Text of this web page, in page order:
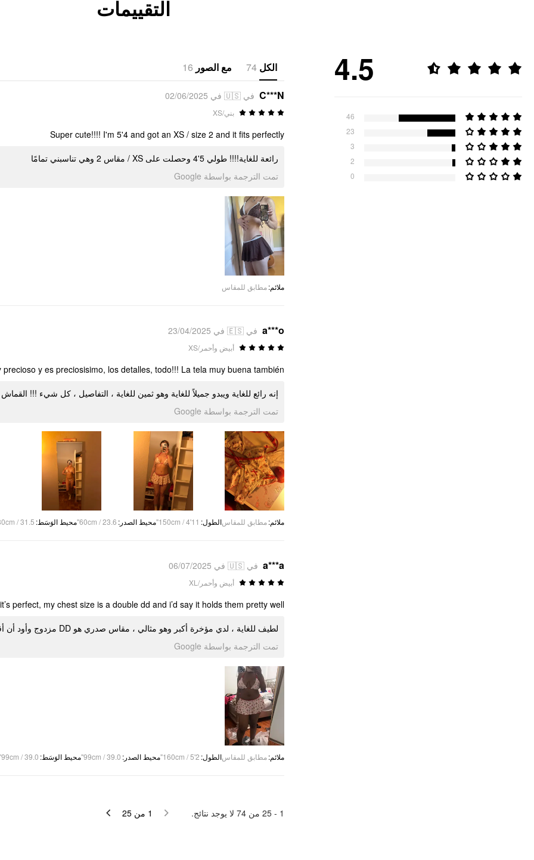
التقييمات
4.5
46
23
3
2
0
الكل 74 مع الصور 16
C***N في 🇺🇸 في 02/06/2025
بني/XS
Super cute!!!! I'm 5'4 and got an XS / size 2 and it fits perfectly
رائعة للغاية!!!! طولي 5'4 وحصلت على XS / مقاس 2 وهي تناسبني تمامًا
تمت الترجمة بواسطة Google
ملائم:مطابق للمقاس
a***o في 🇪🇸 في 23/04/2025
أبيض وأحمر/XS
y es preciosisimo, los detalles, todo!!! La tela muy buena también❤️❣️❤️❤️
إنه رائع للغاية ويبدو جميلاً للغاية وهو ثمين للغاية ، التفاصيل ، كل شيء !!!
تمت الترجمة بواسطة Google
ملائم:مطابق للمقاسالطول:
150cm / 4'11" محيط الصدر:
60cm / 23.6" محيط الوَسَط:
/ 31.5"
a***a في 🇺🇸 في 06/07/2025
أبيض وأحمر/XL
perfect, my chest size is a double dd and i’d say it holds them pretty well!
لطيف للغاية ، لدي مؤخرة أكبر وهو مثالي ، مقاس صدري هو DD مزدوج وأود أن أقول إنه يحملهم بشكل جيد جدًا!
تمت الترجمة بواسطة Google
ملائم:مطابق للمقاسالطول:
160cm / 5'2" محيط الصدر:
99cm / 39.0" محيط الوَسَط:
99cm / 39.0"
1 -
25 من 74 لا يوجد نتائج. 1 من 25